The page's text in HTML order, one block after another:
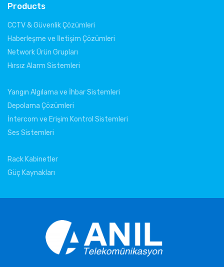
Products
CCTV & Güvenlik Çözümleri
Haberleşme ve İletişim Çözümleri
Network Ürün Grupları
Hırsız Alarm Sistemleri
Yangın Algılama ve İhbar Sistemleri
Depolama Çözümleri
İntercom ve Erişim Kontrol Sistemleri
Ses Sistemleri
Rack Kabinetler
Güç Kaynakları